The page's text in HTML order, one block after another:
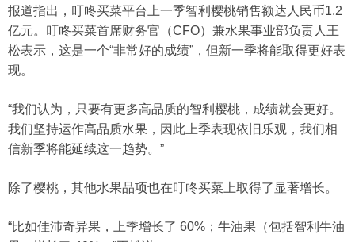
报道指出，叮咚买菜平台上一季智利樱桃销售额达人民币1.2
亿元。叮咚买菜首席财务官（CFO）兼水果事业部负责人王
松表示，这是一个“非常好的成绩”，但新一季将能取得更好表
现。
“我们认为，只要有更多高品质的智利樱桃，成绩就会更好。
我们坚持运作高品质水果，因此上季表现依旧乐观，我们相
信新季将能延续这一趋势。”
除了樱桃，其他水果品项也在叮咚买菜上取得了显著增长。
“比如佳沛奇异果，上季增长了 60%；牛油果（包括智利牛油